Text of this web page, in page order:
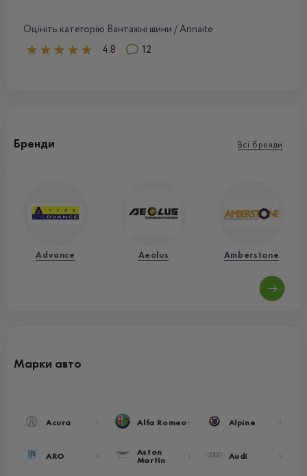
Оцініть категорію Вантажнi шини / Annaite
4.8
12
Бренди Всі бренди
Advance Aeolus Amberstone
Марки авто
Acura Alfa Romeo Alpine
ARO Aston
Martin Audi